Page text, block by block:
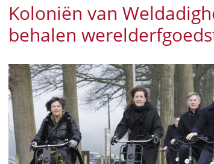
Koloniën van
behalen